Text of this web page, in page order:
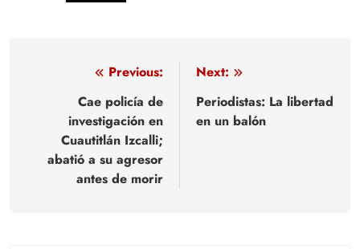
Navegación
entradas
Previous:
Cae policía de
investigación en
Cuautitlán Izcalli;
abatió a su agresor
antes de morir
Next:
Periodistas: La libertad
en un balón